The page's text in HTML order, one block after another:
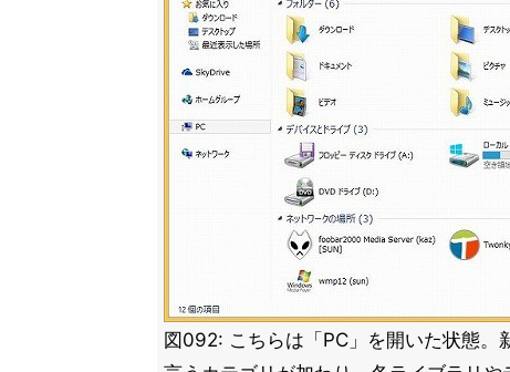
図092: こちらは「PC」を開いた状態。